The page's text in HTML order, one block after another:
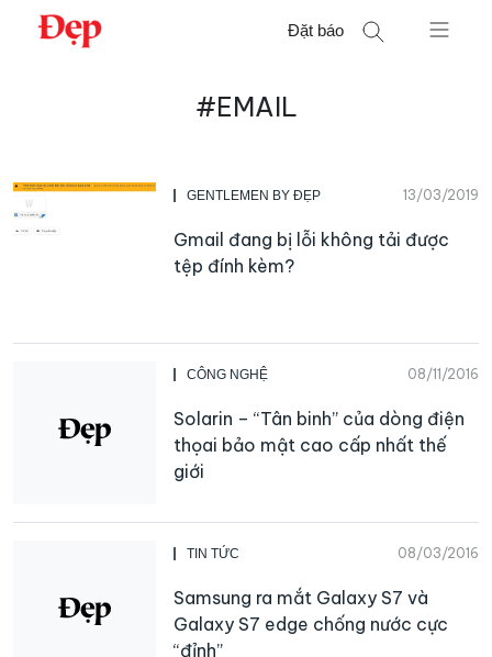
Chuyển
Đặt báo
#EMAIL
GENTLEMEN BY ĐẸP 13/03/2019
Gmail đang bị lỗi không tải được
tệp đính kèm?
CÔNG NGHỆ 08/11/2016
Solarin – “Tân binh” của dòng điện
thọai bảo mật cao cấp nhất thế
giới
TIN TỨC 08/03/2016
Samsung ra mắt Galaxy S7 và
Galaxy S7 edge chống nước cực
“đỉnh”